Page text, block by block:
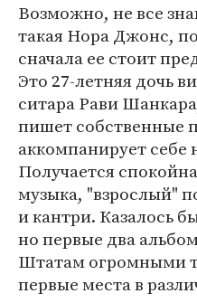
Возможно, не все
такая Нора Джонс,
сначала ее стоит
Это 27-летняя дочь
ситара Рави
пишет собственные
аккомпанирует
Получается
музыка, "взрослый"
и кантри. Казалось
но первые два
Штатам огромными
первые места в